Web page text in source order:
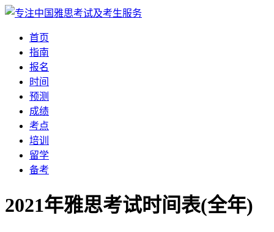
首页
指南
报名
时间
预测
成绩
考点
培训
留学
备考
2021年雅思考试时间表(全年)